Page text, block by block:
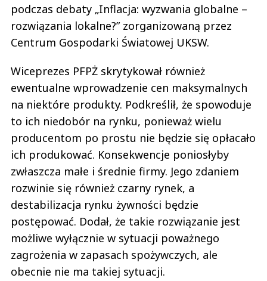
podczas debaty „Inflacja: wyzwania globalne –
rozwiązania lokalne?” zorganizowaną przez
Centrum Gospodarki Światowej UKSW.
Wiceprezes PFPŻ skrytykował również
ewentualne wprowadzenie cen maksymalnych
na niektóre produkty. Podkreślił, że spowoduje
to ich niedobór na rynku, ponieważ wielu
producentom po prostu nie będzie się opłacało
ich produkować. Konsekwencje poniosłyby
zwłaszcza małe i średnie firmy. Jego zdaniem
rozwinie się również czarny rynek, a
destabilizacja rynku żywności będzie
postępować. Dodał, że takie rozwiązanie jest
możliwe wyłącznie w sytuacji poważnego
zagrożenia w zapasach spożywczych, ale
obecnie nie ma takiej sytuacji.